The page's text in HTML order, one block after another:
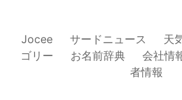
Jocee サードニュース 天
ゴリー
お名前辞典 会社情
者情報